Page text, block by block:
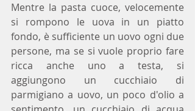
Mentre la pasta cuoce, velocemente
si rompono le uova in un piatto
fondo, è sufficiente un uovo ogni due
persone, ma se si vuole proprio fare
ricca anche uno a testa, si
aggiungono un cucchiaio di
parmigiano a uovo, un poco d'olio a